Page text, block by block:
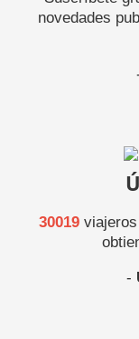
novedades
30019viajeros
-